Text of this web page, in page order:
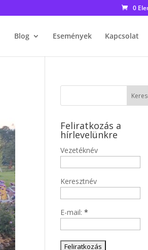
0
Blog Események Kapcsolat
Feliratkozás a
hírlevelünkre
Vezetéknév
Keresztnév
E-mail:*